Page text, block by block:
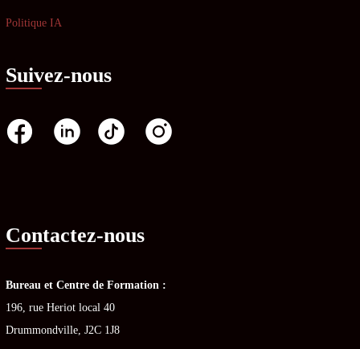
Politique IA
Suivez-nous
Contactez-nous
Bureau et Centre de Formation :
196, rue Heriot local 40
Drummondville, J2C 1J8